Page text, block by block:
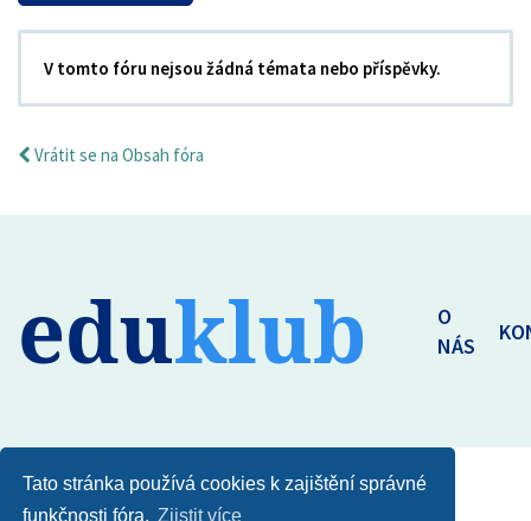
Tato stránka používá cookies k zajištění správné
funkčnosti fóra. Zjistit více
V tomto fóru nejsou žádná témata nebo příspěvky.
Vrátit se na Obsah fóra
eduklub
O
NÁS